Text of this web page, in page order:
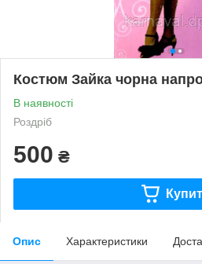
Костюм Зайка чорна
В наявності
Роздріб
500 ₴
Опис Характеристики